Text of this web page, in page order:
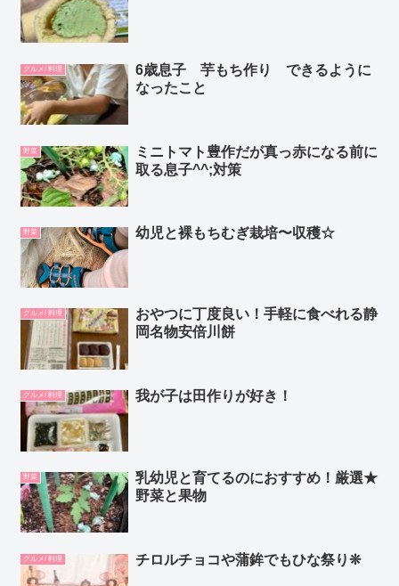
グルメ/ 料理
6歳息子 芋もち作り できるように
なったこと
野菜
ミニトマト豊作だが真っ赤になる前に
取る息子^^;対策
野菜 幼児と裸もちむぎ栽培〜収穫☆
グルメ/ 料理
おやつに丁度良い！手軽に食べれる静
岡名物安倍川餅
グルメ/ 料理 我が子は田作りが好き！
野菜
乳幼児と育てるのにおすすめ！厳選★
野菜と果物
グルメ/ 料理 チロルチョコや蒲鉾でもひな祭り❊